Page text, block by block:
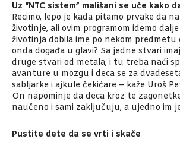
Uz “NTC sistem” mališani se uče kako
Recimo, lepo je kada pitamo prvake da
životinje, ali ovim programom idemo
životinja dobila ime po nekom predmetu
onda događa u glavi? Sa jedne stvari
druge stvari od metala, i tu treba naći
avanture u mozgu i deca se za
sabljarke i ajkule čekićare – kaže Uroš
On napominje da deca kroz te
naučeno i sami zaključuju, a ujedno im
Pustite dete da se vrti i skače